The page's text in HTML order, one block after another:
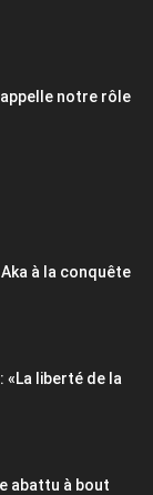
notre rôle
à la conquête
«La liberté de la
abattu à bout